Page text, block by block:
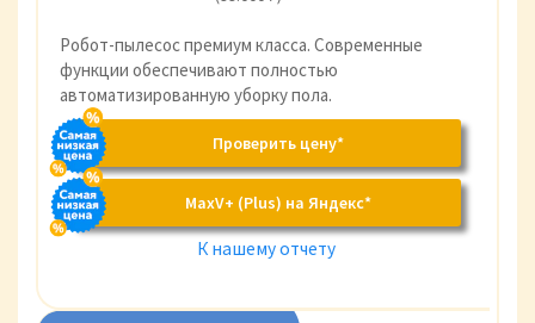
Робот-пылесос премиум класса. Современные
функции обеспечивают полностью
автоматизированную уборку пола.
Проверить цену*
MaxV+ (Plus) на Яндекс*
К нашему отчету